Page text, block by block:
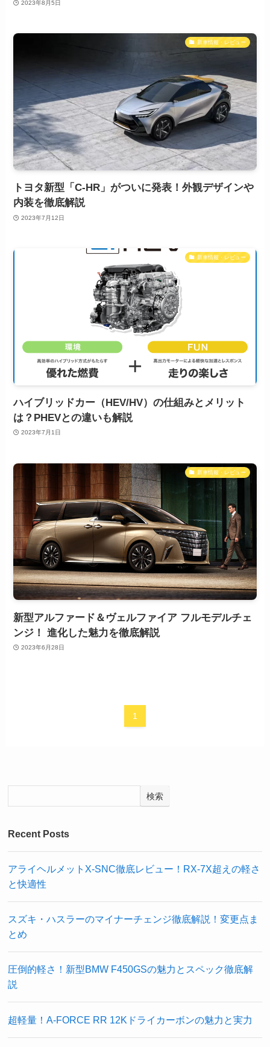
2023年8月5日
新車情報・レビュー
トヨタ新型「C-HR」がついに発表！外観デザインや
内装を徹底解説
2023年7月12日
新車情報・レビュー
ハイブリッドカー（HEV/HV）の仕組みとメリット
は？PHEVとの違いも解説
2023年7月1日
新車情報・レビュー
新型アルファード＆ヴェルファイア フルモデルチェ
ンジ！ 進化した魅力を徹底解説
2023年6月28日
1
検索
Recent Posts
アライヘルメットX-SNC徹底レビュー！RX-7X超えの軽さ
と快適性
スズキ・ハスラーのマイナーチェンジ徹底解説！変更点ま
とめ
圧倒的軽さ！新型BMW F450GSの魅力とスペック徹底解
説
超軽量！A-FORCE RR 12Kドライカーボンの魅力と実力